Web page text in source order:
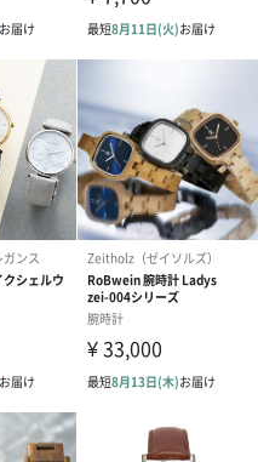
高さ38.5mm
高さ3cm